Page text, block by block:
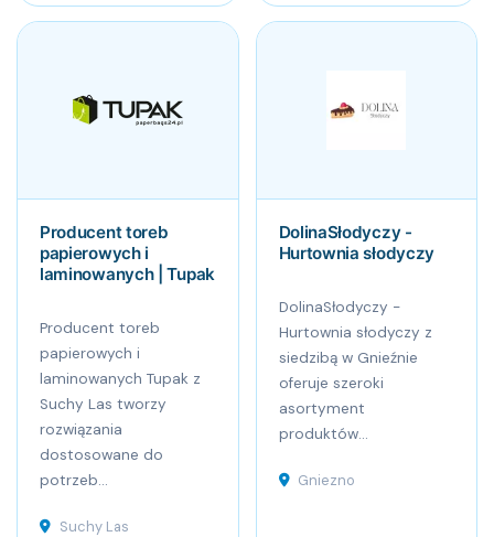
Producent toreb
papierowych i
laminowanych | Tupak
Producent toreb
papierowych i
laminowanych Tupak z
Suchy Las tworzy
rozwiązania
dostosowane do
potrzeb...
Suchy Las
DolinaSłodyczy -
Hurtownia słodyczy
DolinaSłodyczy -
Hurtownia słodyczy z
siedzibą w Gnieźnie
oferuje szeroki
asortyment
produktów...
Gniezno